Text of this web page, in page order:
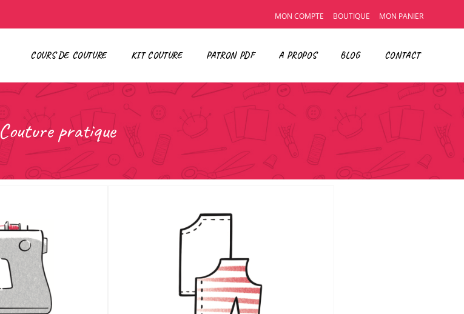
MON COMPTE BOUTIQUE MON PANIER
COURS DE COUTURE KIT COUTURE PATRON PDF A PROPOS BLOG CONTACT
Couture pratique